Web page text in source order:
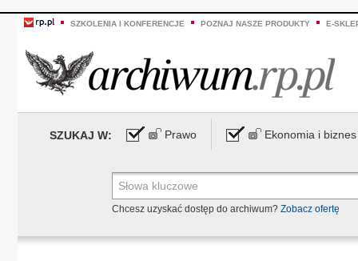
SZKOLENIA I KONFERENCJE POZNAJ NASZE PRODUKTY E-
SZUKAJ W: Prawo Ekonomia i biznes
Chcesz uzyskać dostęp do archiwum? Zobacz ofertę